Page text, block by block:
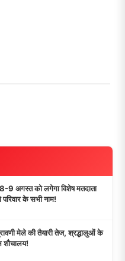
अगस्त को लगेगा विशेष मतदाता
के सभी नाम!
मेले की तैयारी तेज, श्रद्धालुओं के
शौचालय!